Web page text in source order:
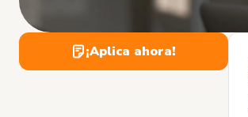
¡Aplica ahora!